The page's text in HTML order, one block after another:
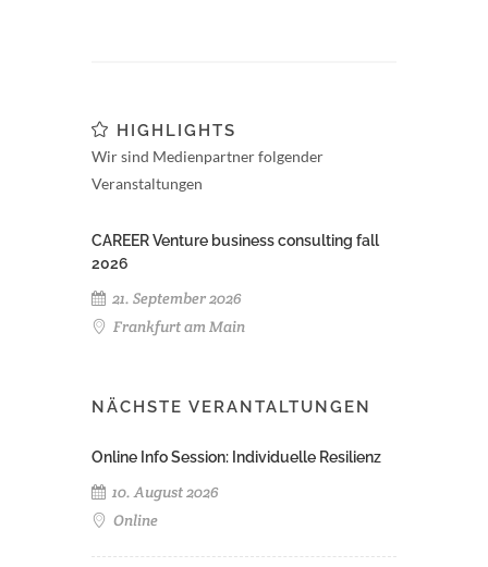
HIGHLIGHTS
Wir sind Medienpartner folgender
Veranstaltungen
CAREER Venture business consulting fall
2026
21. September 2026
Frankfurt am Main
NÄCHSTE VERANTALTUNGEN
Online Info Session: Individuelle Resilienz
10. August 2026
Online